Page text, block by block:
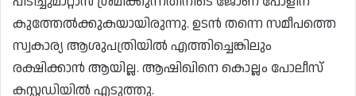
കുത്തേൽക്കുകയായിരുന്നു. ഉടൻ തന്നെ സമീപത്തെ
സ്വകാര്യ ആശുപത്രിയിൽ എത്തിച്ചെങ്കിലും
രക്ഷിക്കാൻ ആയില്ല. ആഷിഖിനെ കൊല്ലം പോലീസ്
കസ്റ്റഡിയിൽ എടുത്തു.